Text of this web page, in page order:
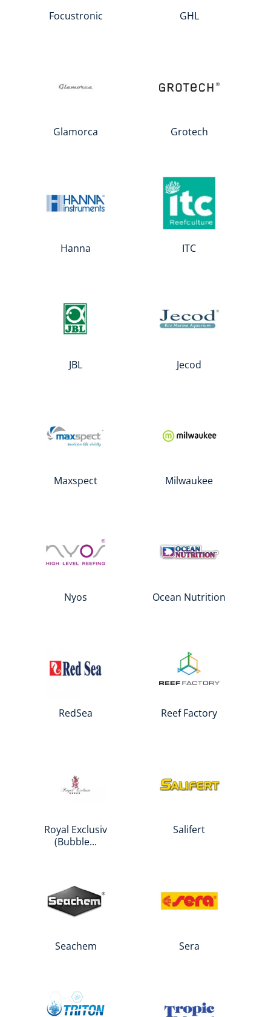
Focustronic GHL
Glamorca Grotech
Hanna ITC
JBL Jecod
Maxspect Milwaukee
Nyos Ocean Nutrition
RedSea Reef Factory
Royal Exclusiv
(Bubble...
Salifert
Seachem Sera